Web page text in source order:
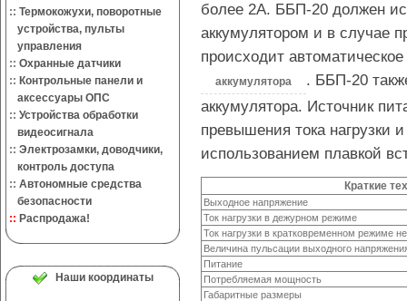
:: Термокожухи, поворотные
устройства, пульты
управления
:: Охранные датчики
:: Контрольные панели и
аксессуары ОПС
:: Устройства обработки
видеосигнала
:: Электрозамки, доводчики,
контроль доступа
:: Автономные средства
безопасности
:: Распродажа!
Наши координаты
более 2А. ББП-20 должен
аккумулятором и в случае
происходит
аккумулятора
. ББП-20
аккумулятора. Источник
превышения тока нагрузки
использованием плавкой
Краткие
Выходное напряжение
Ток нагрузки в дежурном режиме
Ток нагрузки в кратковременном режиме
Величина пульсации выходного
Питание
Потребляемая мощность
Габаритные размеры